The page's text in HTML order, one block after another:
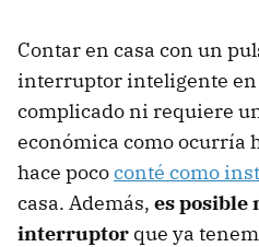
Contar en casa con un
interruptor inteligente en
complicado ni requiere
económica como ocurría
hace pococonté como
casa. Además, es posible
interruptor que ya